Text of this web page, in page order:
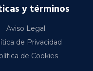
y términos
Aviso Legal
de Privacidad
de Cookies